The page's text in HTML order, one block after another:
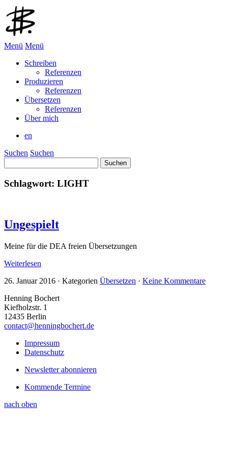
Menü Menü
Schreiben
Referenzen
Produzieren
Referenzen
Übersetzen
Referenzen
Über mich
en
Suchen Suchen
nach:
Schlagwort: LIGHT
Ungespielt
Meine für die DEA freien Übersetzungen
Weiterlesen
26. Januar 2016 · Kategorien Übersetzen · Keine Kommentare
Henning Bochert
Kiefholzstr. 1
12435 Berlin
contact@henningbochert.de
Impressum
Datenschutz
Newsletter abonnieren
Kommende Termine
nach oben